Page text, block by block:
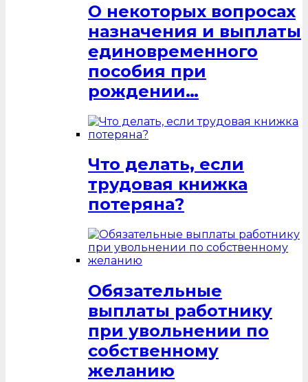
О некоторых вопросах
назначения и выплаты
единовременного
пособия при
рождении…
Что делать, если
трудовая книжка
потеряна?
Обязательные
выплаты работнику
при увольнении по
собственному
желанию